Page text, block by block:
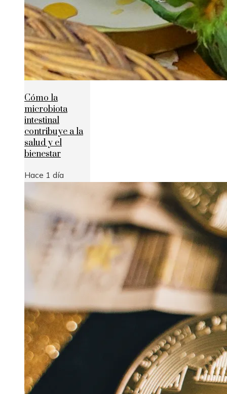
Cómo la
microbiota
intestinal
contribuye a la
salud y el
bienestar
Hace 1 día